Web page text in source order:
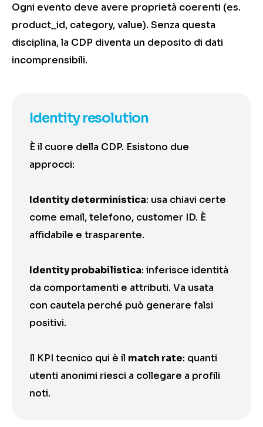
Ogni evento deve avere proprietà coerenti (es.
product_id, category, value). Senza questa
disciplina, la CDP diventa un deposito di dati
incomprensibili.
Identity resolution
È il cuore della CDP. Esistono due
approcci:
Identity deterministica: usa chiavi certe
come email, telefono, customer ID. È
affidabile e trasparente.
Identity probabilistica: inferisce identità
da comportamenti e attributi. Va usata
con cautela perché può generare falsi
positivi.
Il KPI tecnico qui è il match rate: quanti
utenti anonimi riesci a collegare a profili
noti.